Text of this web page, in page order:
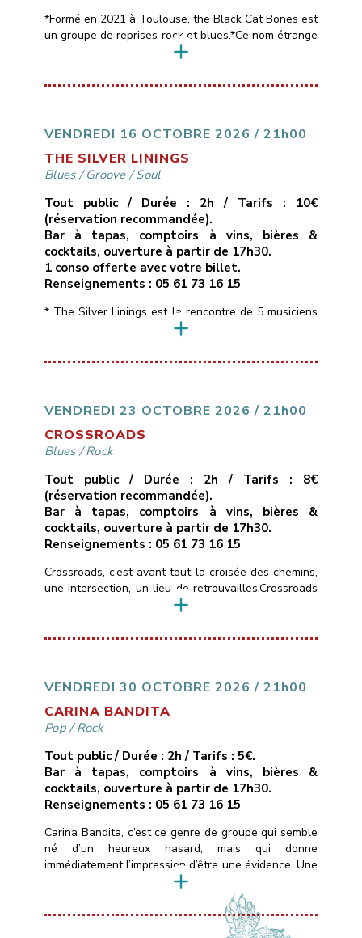
*Formé en 2021 à Toulouse, the Black Cat Bones est
un groupe de reprises rock et blues.*Ce nom étrange
est emprunté aux paroles d’une chanson de Muddy
référence commune aux 4 membres du groupe
VENDREDI 16 OCTOBRE 2026 / 21h00
THE SILVER LININGS
Blues/Groove/Soul
Tout public / Durée : 2h / Tarifs : 10€
(réservation recommandée).
Bar à tapas, comptoirs à vins, bières &
cocktails, ouverture à partir de 17h30.
1 conso offerte avec votre billet.
Renseignements : 05 61 73 16 15
* The Silver Linings est la rencontre de 5 musiciens
de la région toulousaine qui soignent leur identité
connus aux influences Blues, Soul, Rhythm & Blues
du groove !!___________________________
VENDREDI 23 OCTOBRE 2026 / 21h00
CROSSROADS
Blues/Rock
Tout public / Durée : 2h / Tarifs : 8€
(réservation recommandée).
Bar à tapas, comptoirs à vins, bières &
cocktails, ouverture à partir de 17h30.
Renseignements : 05 61 73 16 15
Crossroads, c’est avant tout la croisée des chemins,
une intersection, un lieu de retrouvailles.Crossroads
c’est aussi un hommage à la chanson de Calvin
d’une ballade blues-country en guitare-voix, à des
jonctions métissées et bruyantes.Crossroads
VENDREDI 30 OCTOBRE 2026 / 21h00
CARINA BANDITA
Pop/Rock
Tout public / Durée : 2h / Tarifs : 5€.
Bar à tapas, comptoirs à vins, bières &
cocktails, ouverture à partir de 17h30.
Renseignements : 05 61 73 16 15
Carina Bandita, c’est ce genre de groupe qui semble
né d’un heureux hasard, mais qui donne
immédiatement l’impression d’être une évidence. Une
formation rock dont les membres viennent de
différentes parties du monde, chacun portant dans
ses bagages un accent, une histoire, une couleur
musicale.Ce qui les uni, c’est une passion commune